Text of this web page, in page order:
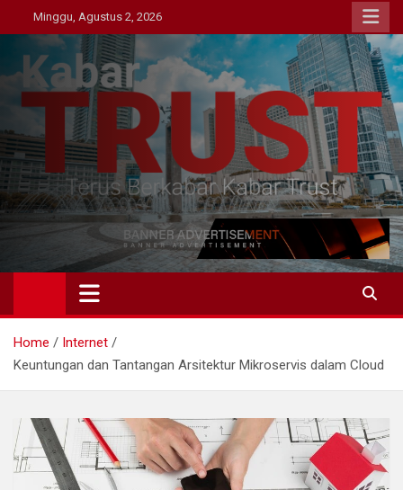
to
content
Minggu, Agustus 2, 2026
Kabar Trust
Terus Berkabar Kabar Trust
Home
Internet
Keuntungan dan Tantangan Arsitektur Mikroservis dalam Cloud